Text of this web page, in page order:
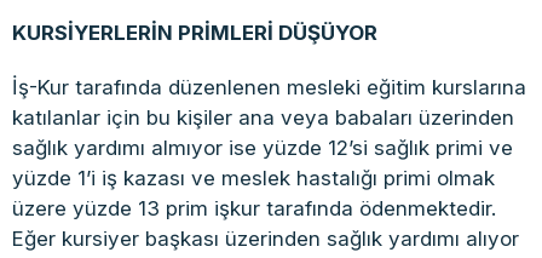
KURSİYERLERİN PRİMLERİ DÜŞÜYOR
İş-Kur tarafında düzenlenen mesleki eğitim kurslarına
katılanlar için bu kişiler ana veya babaları üzerinden
sağlık yardımı almıyor ise yüzde 12’si sağlık primi ve
yüzde 1’i iş kazası ve meslek hastalığı primi olmak
üzere yüzde 13 prim işkur tarafında ödenmektedir.
Eğer kursiyer başkası üzerinden sağlık yardımı alıyor